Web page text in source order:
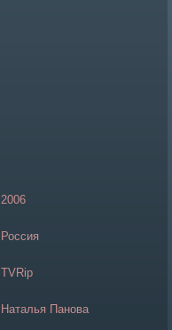
2006
Россия
TVRip
Наталья Панова